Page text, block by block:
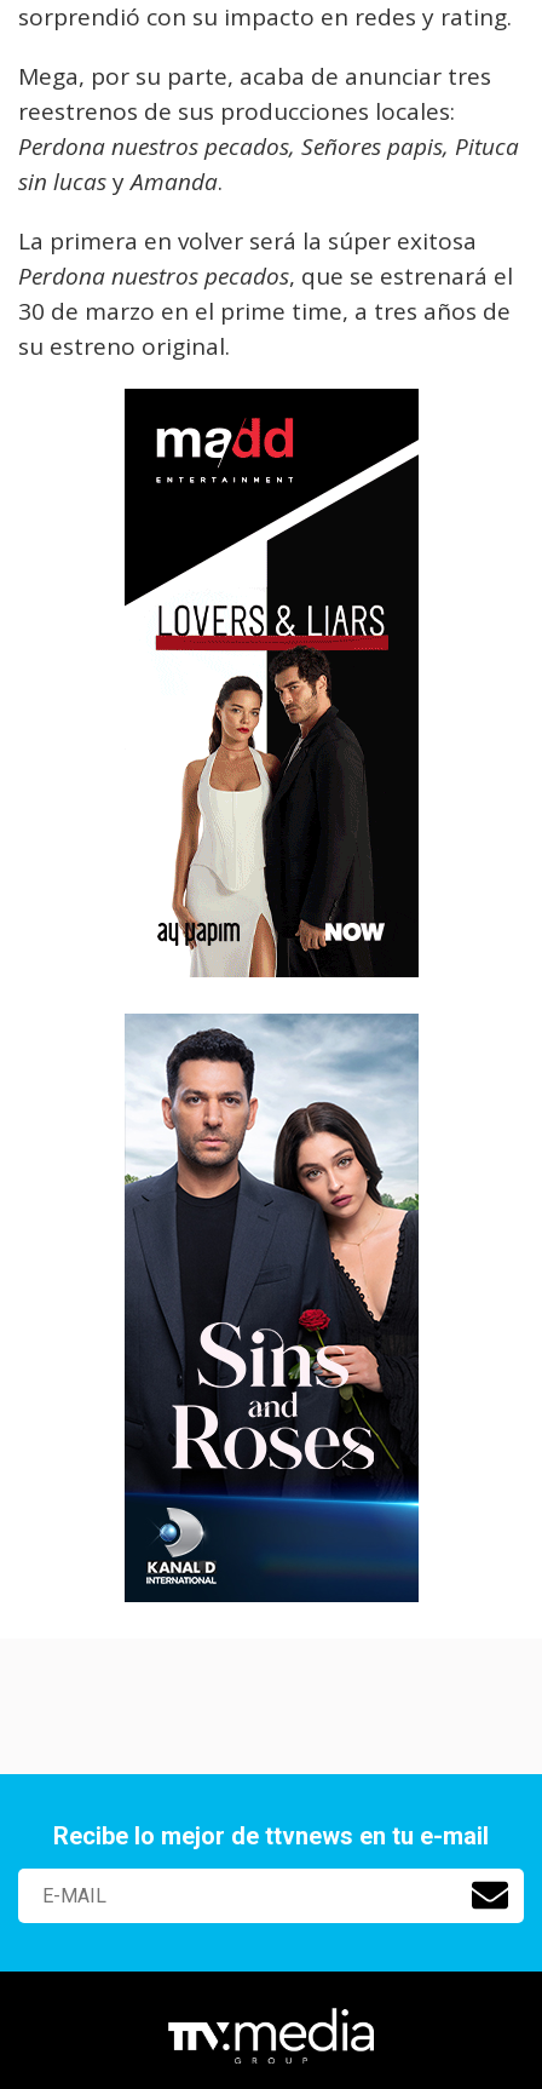
sorprendió con su impacto en redes y rating.
Mega, por su parte, acaba de anunciar tres
reestrenos de sus producciones locales:
Perdona nuestros pecados, Señores papis, Pituca
sin lucasyAmanda.
La primera en volver será la súper exitosa
Perdona nuestros pecados, que se estrenará el
30 de marzo en el prime time, a tres años de
su estreno original.
Recibe lo mejor de ttvnews en tu e-mail